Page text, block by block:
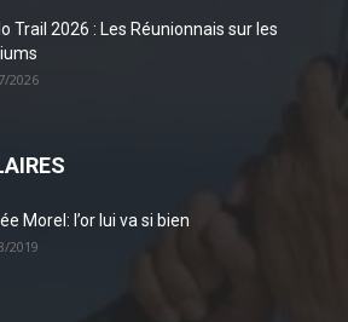
Trail 2026 : Les Réunionnais sur les
2026
Morel: l’or lui va si bien
2019